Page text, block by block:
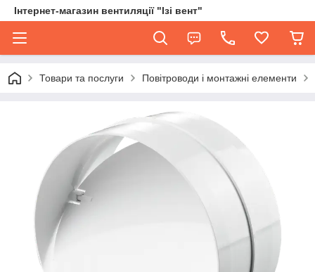
Інтернет-магазин вентиляції "Ізі вент"
Товари та послуги Повітроводи і монтажні елементи